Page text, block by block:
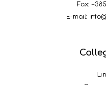
Fax:
E-mail: